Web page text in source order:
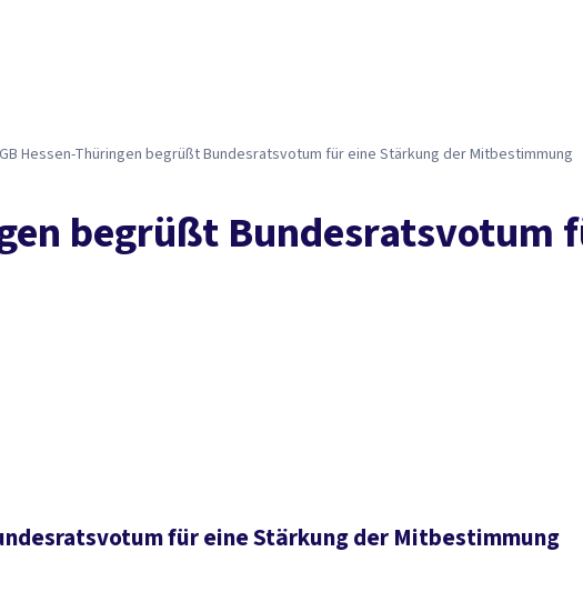
Hes­sen-T­hü­rin­gen be­grüßt Bun­des­rats­vo­tum für ei­ne Stär­kung der Mit­be­stim­mung
be­grüßt
für eine Stärkung der Mitbestimmung